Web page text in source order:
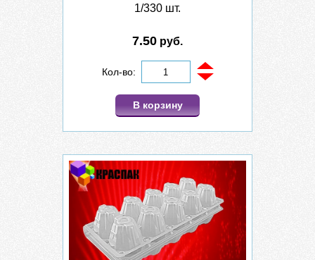
1/330 шт.
7.50 руб.
Кол-во:
В корзину